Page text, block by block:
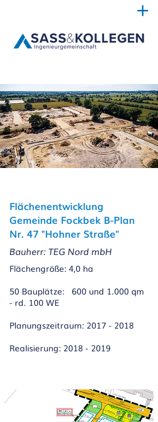
Flächenentwicklung
Gemeinde Fockbek B-Plan
Nr. 47 "Hohner Straße"
Bauherr: TEG Nord mbH
Flächengröße: 4,0 ha
50 Bauplätze: 600 und 1.000 qm
- rd. 100 WE
Planungszeitraum: 2017 - 2018
Realisierung: 2018 - 2019